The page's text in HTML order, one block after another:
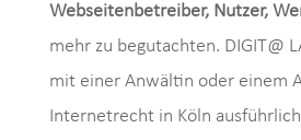
Webseitenbetreiber, Nutzer,
mehr zu begutachten. DIGIT@
mit einer Anwältin oder einem
Internetrecht in Köln